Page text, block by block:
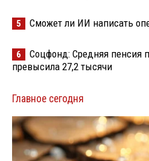
5 Сможет ли ИИ написать
6
Соцфонд: Средняя пенсия
превысила 27,2 тысячи
Главное сегодня